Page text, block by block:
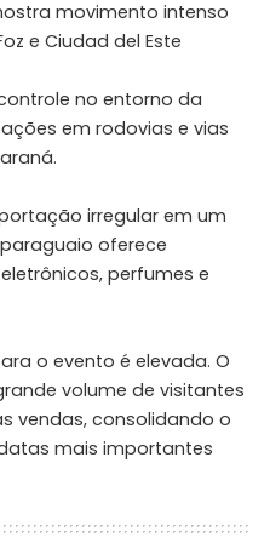
movimento intenso
e Ciudad del Este
no entorno da
em rodovias e vias
irregular em um
oferece
perfumes e
o evento é elevada. O
volume de visitantes
vendas, consolidando o
mais importantes